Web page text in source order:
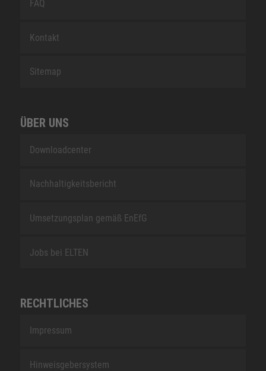
FAQ
Kontakt
Sitemap
ÜBER UNS
Downloadcenter
Nachhaltigkeitsbericht
Umsetzungsplan gemäß EnEfG
Jobs bei ELTEN
RECHTLICHES
Impressum
Hinweisgebersystem